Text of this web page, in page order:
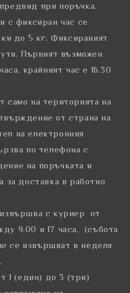
при поръчка.
с фиксиран час се
до 5 кг. Фиксираният
Първият възможен
крайният час е 16.30
само на територията на
от страна на
на електронния
по телефона с
на поръчката и
за доставка в работно
с куриер от
9.00 и 17 часа, (събота
се извършват в неделя
1 (един) до 3 (три)